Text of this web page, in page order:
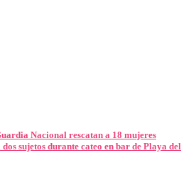
Nacional rescatan a 18 mujeres
sujetos durante cateo en bar de Playa del